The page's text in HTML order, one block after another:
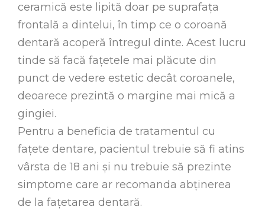
ceramică este lipită doar pe suprafața
frontală a dintelui, în timp ce o coroană
dentară acoperă întregul dinte. Acest lucru
tinde să facă fațetele mai plăcute din
punct de vedere estetic decât coroanele,
deoarece prezintă o margine mai mică a
gingiei.
Pentru a beneficia de tratamentul cu
fațete dentare, pacientul trebuie să fi atins
vârsta de 18 ani și nu trebuie să prezinte
simptome care ar recomanda abținerea
de la fațetarea dentară.